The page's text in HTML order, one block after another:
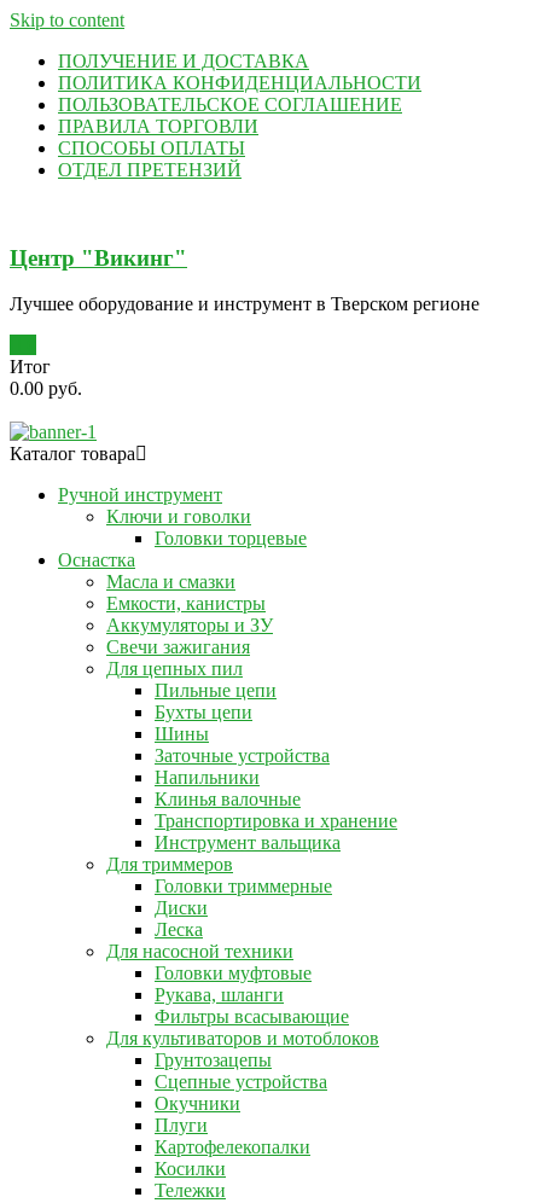
Skip to content
ПОЛУЧЕНИЕ И ДОСТАВКА
ПОЛИТИКА КОНФИДЕНЦИАЛЬНОСТИ
ПОЛЬЗОВАТЕЛЬСКОЕ СОГЛАШЕНИЕ
ПРАВИЛА ТОРГОВЛИ
СПОСОБЫ ОПЛАТЫ
ОТДЕЛ ПРЕТЕНЗИЙ
Центр "Викинг"
Лучшее оборудование и инструмент в Тверском регионе
Итог
0.00 руб.
Каталог товара
Ручной инструмент
Ключи и говолки
Головки торцевые
Оснастка
Масла и смазки
Емкости, канистры
Аккумуляторы и ЗУ
Свечи зажигания
Для цепных пил
Пильные цепи
Бухты цепи
Шины
Заточные устройства
Напильники
Клинья валочные
Транспортировка и хранение
Инструмент вальщика
Для триммеров
Головки триммерные
Диски
Леска
Для насосной техники
Головки муфтовые
Рукава, шланги
Фильтры всасывающие
Для культиваторов и мотоблоков
Грунтозацепы
Сцепные устройства
Окучники
Плуги
Картофелекопалки
Косилки
Тележки